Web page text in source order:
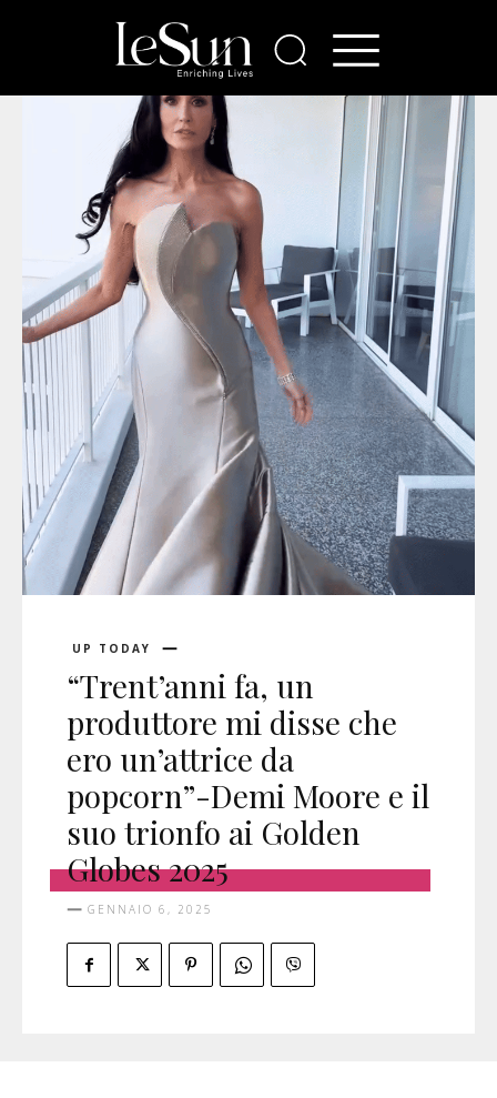
UP TODAY
“Trent’anni fa, un
produttore mi disse che
ero un’attrice da
popcorn”-Demi Moore e il
suo trionfo ai Golden
Globes 2025
GENNAIO 6, 2025